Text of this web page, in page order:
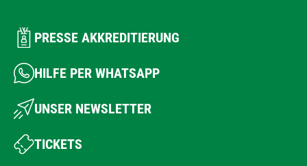
PRESSE AKKREDITIERUNG
HILFE PER WHATSAPP
UNSER NEWSLETTER
TICKETS